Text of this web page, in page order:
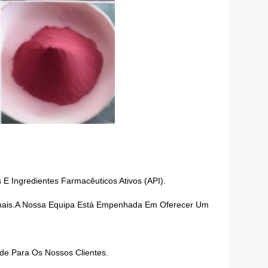
Ingredientes Farmacêuticos Ativos (API).
Nossa Equipa Está Empenhada Em Oferecer Um
Para Os Nossos Clientes.